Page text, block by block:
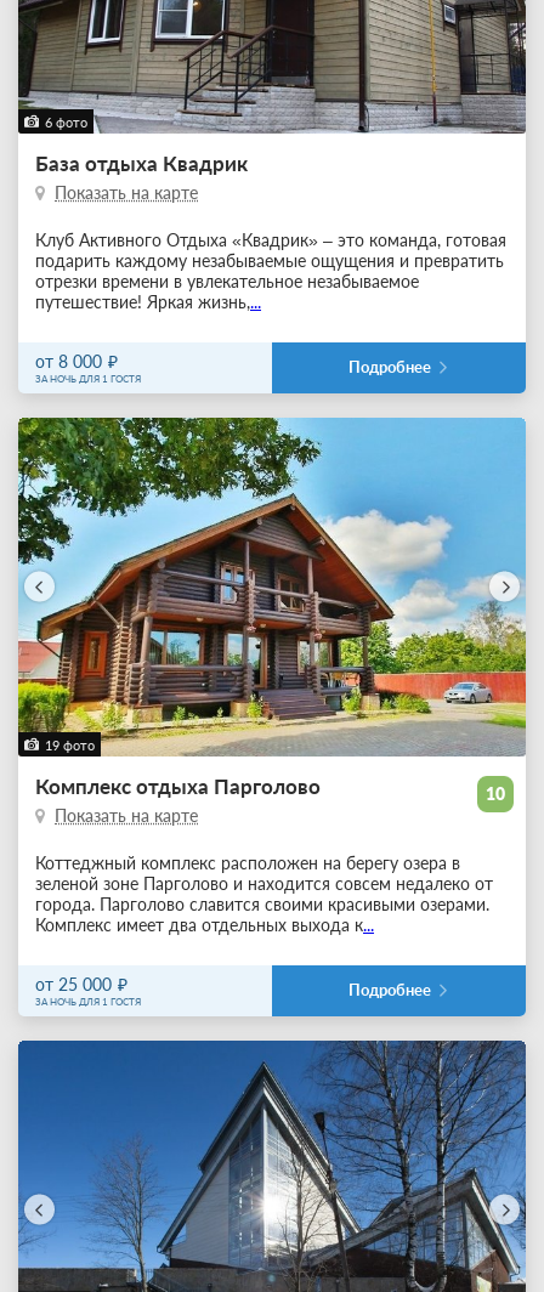
6 фото
База отдыха Квадрик
Показать на карте
Клуб Активного Отдыха «Квадрик» – это команда, готовая
подарить каждому незабываемые ощущения и превратить
отрезки времени в увлекательное незабываемое
путешествие! Яркая жизнь,...
от 8 000
ЗА НОЧЬ ДЛЯ 1 ГОСТЯ
Подробнее
19 фото
10
Комплекс отдыха Парголово
Показать на карте
Коттеджный комплекс расположен на берегу озера в
зеленой зоне Парголово и находится совсем недалеко от
города. Парголово славится своими красивыми озерами.
Комплекс имеет два отдельных выхода к...
от 25 000
ЗА НОЧЬ ДЛЯ 1 ГОСТЯ
Подробнее